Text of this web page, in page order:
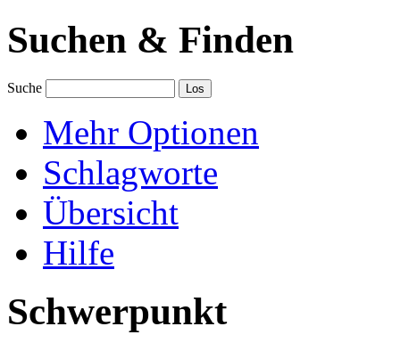
Suchen & Finden
Suche
Mehr Optionen
Schlagworte
Übersicht
Hilfe
Schwerpunkt